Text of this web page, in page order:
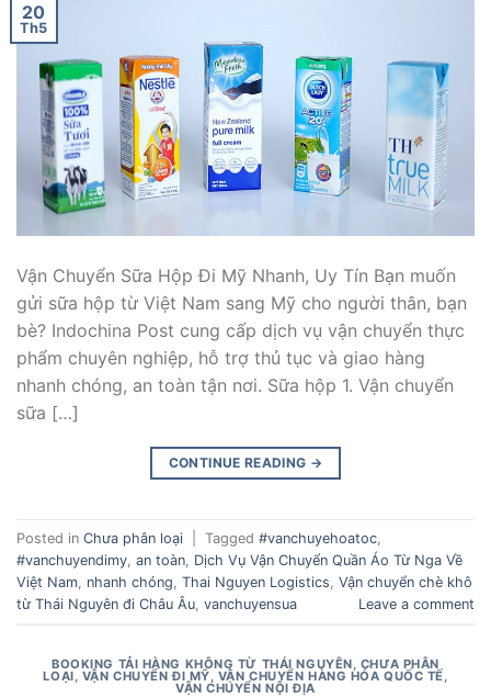
20
Th5
Vận Chuyển Sữa Hộp Đi Mỹ Nhanh, Uy Tín Bạn muốn
gửi sữa hộp từ Việt Nam sang Mỹ cho người thân, bạn
bè? Indochina Post cung cấp dịch vụ vận chuyển thực
phẩm chuyên nghiệp, hỗ trợ thủ tục và giao hàng
nhanh chóng, an toàn tận nơi. Sữa hộp 1. Vận chuyển
sữa […]
CONTINUE READING →
Posted in Chưa phân loại Tagged #vanchuyehoatoc
#vanchuyendimy an toàn Dịch Vụ Vận Chuyển Quần Áo Từ Nga Về
Việt Nam nhanh chóng Thai Nguyen Logistics Vận chuyển chè khô
từ Thái Nguyên đi Châu Âu vanchuyensua Leave a comment
BOOKING TẢI HÀNG KHÔNG TỪ THÁI NGUYÊN, CHƯA PHÂN
LOẠI, VẬN CHUYỂN ĐI MỸ, VẬN CHUYỂN HÀNG HÓA QUỐC TẾ,
VẬN CHUYỂN NỘI ĐỊA